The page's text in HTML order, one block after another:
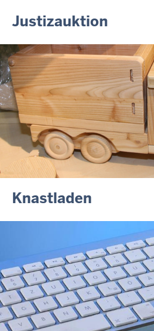
der Justizvollzugsschule NRW geehrt
RechtSpecial - Schiedsleute helfen
Justizauktion
Knastladen